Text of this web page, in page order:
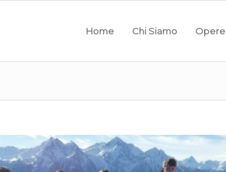
Home Chi Siamo Opere